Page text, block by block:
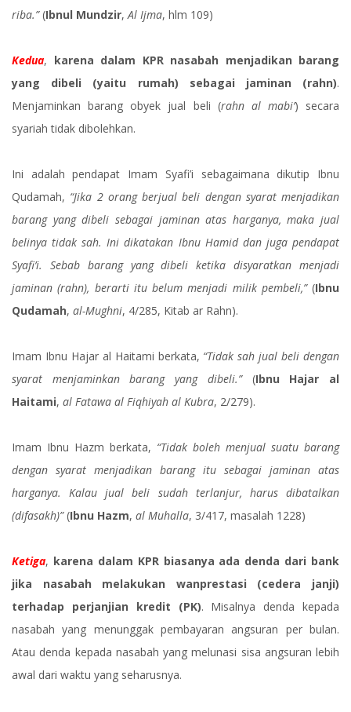
riba.”(Ibnul Mundzir,Al Ijma, hlm 109)
Kedua, karena dalam KPR nasabah menjadikan barang
yang dibeli (yaitu rumah) sebagai jaminan (rahn).
Menjaminkan barang obyek jual beli (rahn al mabi’) secara
syariah tidak dibolehkan.
Ini adalah pendapat Imam Syafi’i sebagaimana dikutip Ibnu
Qudamah, “Jika 2 orang berjual beli dengan syarat menjadikan
barang yang dibeli sebagai jaminan atas harganya, maka jual
belinya tidak sah. Ini dikatakan Ibnu Hamid dan juga pendapat
Syafi’i. Sebab barang yang dibeli ketika disyaratkan menjadi
jaminan (rahn), berarti itu belum menjadi milik pembeli,”(Ibnu
Qudamah, al-Mughni, 4/285, Kitab ar Rahn).
Imam Ibnu Hajar al Haitami berkata, “Tidak sah jual beli dengan
syarat menjaminkan barang yang dibeli.”(Ibnu Hajar al
Haitami, al Fatawa al Fiqhiyah al Kubra, 2/279).
Imam Ibnu Hazm berkata, “Tidak boleh menjual suatu barang
dengan syarat menjadikan barang itu sebagai jaminan atas
harganya. Kalau jual beli sudah terlanjur, harus dibatalkan
(difasakh)”(Ibnu Hazm, al Muhalla, 3/417, masalah 1228)
Ketiga, karena dalam KPR biasanya ada denda dari bank
jika nasabah melakukan wanprestasi (cedera janji)
terhadap perjanjian kredit (PK). Misalnya denda kepada
nasabah yang menunggak pembayaran angsuran per bulan.
Atau denda kepada nasabah yang melunasi sisa angsuran lebih
awal dari waktu yang seharusnya.